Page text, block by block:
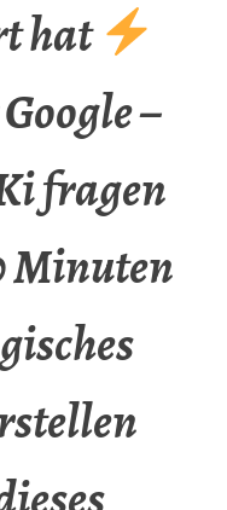
hat
–
fragen
Minuten